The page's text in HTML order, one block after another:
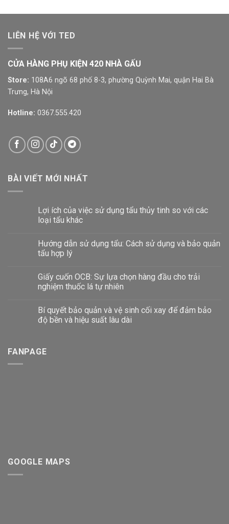
LIÊN HỆ VỚI TED
CỬA HÀNG PHỤ KIỆN 420 NHÀ GẤU
Store: 108A6 ngõ 68 phố 8-3, phường Quỳnh Mai, quận Hai Bà
Trưng, Hà Nội
Hotline: 0367.555.420
BÀI VIẾT MỚI NHẤT
Lợi ích của việc sử dụng tẩu thủy tinh so với các
loại tẩu khác
Hướng dẫn sử dụng tẩu: Cách sử dụng và bảo quản
tẩu hợp lý
Giấy cuốn OCB: Sự lựa chọn hàng đầu cho trải
nghiệm thuốc lá tự nhiên
Bí quyết bảo quản và vệ sinh cối xay để đảm bảo
độ bền và hiệu suất lâu dài
FANPAGE
GOOGLE MAPS